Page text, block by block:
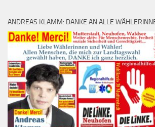
ANDREAS KLAMM: DANKE AN ALLE